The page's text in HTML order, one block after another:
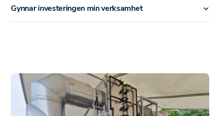
Gynnar investeringen min verksamhet